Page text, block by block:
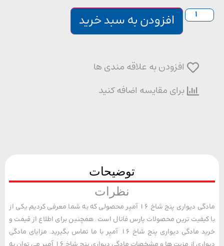
افزودن به سبد خرید
افزودن به علاقه مندی ها
برای مقایسه اضافه کنید
توضیحات
نظرات
مادگی دیواری پنج شاخ 16 آمپر محصولی که به شما معرفی کردیم یکی از
ترین محصولات پارس فانال است. همچنین برای اطلاع از قیمت و
خرید مادگی دیواری پنج شاخ 16 آمپر با ما تماس بگیرید. مزایای مادگی